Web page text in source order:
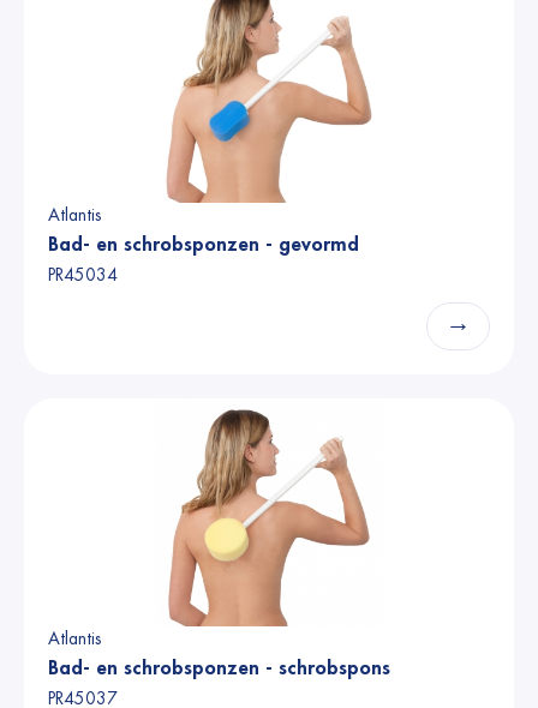
Atlantis
Bad- en schrobsponzen - gevormd
PR45034
→
Atlantis
Bad- en schrobsponzen - schrobspons
PR45037